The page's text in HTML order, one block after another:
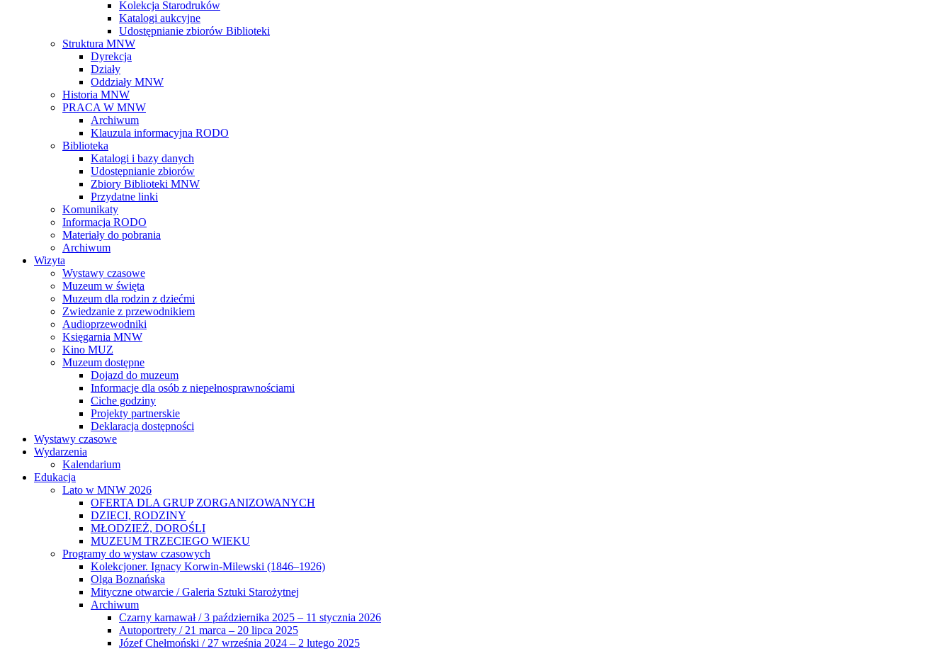
Kolekcja Starodruków
Katalogi aukcyjne
Udostępnianie zbiorów Biblioteki
Struktura MNW
Dyrekcja
Działy
Oddziały MNW
Historia MNW
PRACA W MNW
Archiwum
Klauzula informacyjna RODO
Biblioteka
Katalogi i bazy danych
Udostępnianie zbiorów
Zbiory Biblioteki MNW
Przydatne linki
Komunikaty
Informacja RODO
Materiały do pobrania
Archiwum
Wizyta
Wystawy czasowe
Muzeum w święta
Muzeum dla rodzin z dziećmi
Zwiedzanie z przewodnikiem
Audioprzewodniki
Księgarnia MNW
Kino MUZ
Muzeum dostępne
Dojazd do muzeum
Informacje dla osób z niepełnosprawnościami
Ciche godziny
Projekty partnerskie
Deklaracja dostępności
Wystawy czasowe
Wydarzenia
Kalendarium
Edukacja
Lato w MNW 2026
OFERTA DLA GRUP ZORGANIZOWANYCH
DZIECI, RODZINY
MŁODZIEŻ, DOROŚLI
MUZEUM TRZECIEGO WIEKU
Programy do wystaw czasowych
Kolekcjoner. Ignacy Korwin-Milewski (1846–1926)
Olga Boznańska
Mityczne otwarcie / Galeria Sztuki Starożytnej
Archiwum
Czarny karnawał / 3 października 2025 – 11 stycznia 2026
Autoportrety / 21 marca – 20 lipca 2025
Józef Chełmoński / 27 września 2024 – 2 lutego 2025